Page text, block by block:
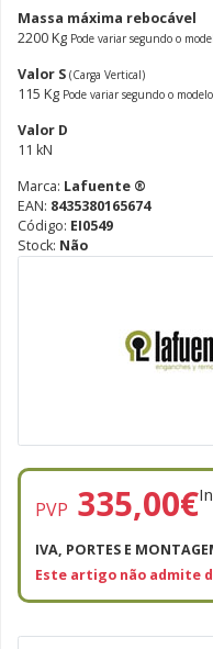
Massa máxima rebocável
2200 Kg Pode variar segundo o
Valor S (Carga Vertical)
115 Kg Pode variar segundo o
Valor D
11 kN
Marca: Lafuente ®
EAN: 8435380165674
Código: EI0549
Stock: Não
PVP 335,00€
IVA, PORTES E
Este artigo não admite